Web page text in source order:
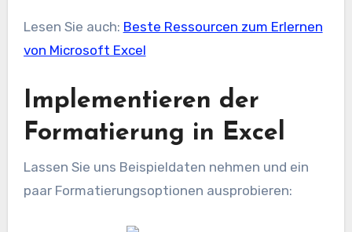
Lesen Sie auch: Beste Ressourcen zum Erlernen
von Microsoft Excel
Implementieren der
Formatierung in Excel
Lassen Sie uns Beispieldaten nehmen und ein
paar Formatierungsoptionen ausprobieren: